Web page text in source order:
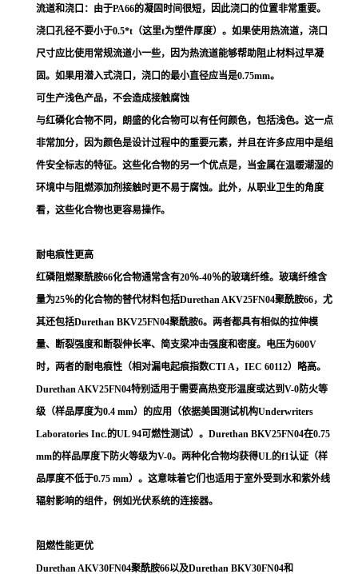
流道和浇口：由于PA66的凝固时间很短，因此浇口的位置非常重要。
浇口孔径不要小于0.5*t（这里t为塑件厚度）。如果使用热流道，浇口
尺寸应比使用常规流道小一些，因为热流道能够帮助阻止材料过早凝
固。如果用潜入式浇口，浇口的最小直径应当是0.75mm。
可生产浅色产品，不会造成接触腐蚀
与红磷化合物不同，朗盛的化合物可以有任何颜色，包括浅色。这一点
非常加分，因为颜色是设计过程中的重要元素，并且在许多应用中是组
件安全标志的特征。这些化合物的另一个优点是，当金属在温暖潮湿的
环境中与阻燃添加剂接触时更不易于腐蚀。此外，从职业卫生的角度
看，这些化合物也更容易操作。
耐电痕性更高
红磷阻燃聚酰胺66化合物通常含有20％-40％的玻璃纤维。玻璃纤维含
量为25％的化合物的替代材料包括Durethan AKV25FN04聚酰胺66，尤
其还包括Durethan BKV25FN04聚酰胺6。两者都具有相似的拉伸模
量、断裂强度和断裂伸长率、简支梁冲击强度和密度。电压为600V
时，两者的耐电痕性（相对漏电起痕指数CTI A，IEC 60112）略高。
Durethan AKV25FN04特别适用于需要高热变形温度或达到V-0防火等
级（样品厚度为0.4 mm）的应用（依据美国测试机构Underwriters
Laboratories Inc.的UL 94可燃性测试）。Durethan BKV25FN04在0.75
mm的样品厚度下防火等级为V-0。两种化合物均获得UL的f1认证（样
品厚度不低于0.75 mm）。这意味着它们也适用于室外受到水和紫外线
辐射影响的组件，例如光伏系统的连接器。
阻燃性能更优
Durethan AKV30FN04聚酰胺66以及Durethan BKV30FN04和